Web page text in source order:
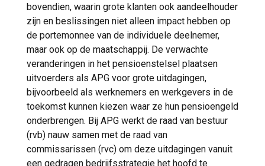
bovendien, waarin grote klanten ook aandeelhouder
zijn en beslissingen niet alleen impact hebben op
de portemonnee van de individuele deelnemer,
maar ook op de maatschappij. De verwachte
veranderingen in het pensioenstelsel plaatsen
uitvoerders als APG voor grote uitdagingen,
bijvoorbeeld als werknemers en werkgevers in de
toekomst kunnen kiezen waar ze hun pensioengeld
onderbrengen. Bij APG werkt de raad van bestuur
(rvb) nauw samen met de raad van
commissarissen (rvc) om deze uitdagingen vanuit
een gedragen bedrijfsstrategie het hoofd te